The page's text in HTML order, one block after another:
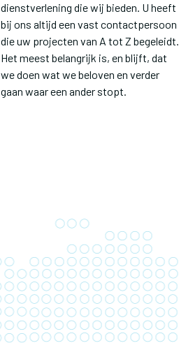
dienstverlening die wij bieden. U heeft
bij ons altijd een vast contactpersoon
die uw projecten van A tot Z begeleidt.
Het meest belangrijk is, en blijft, dat
we doen wat we beloven en verder
gaan waar een ander stopt.